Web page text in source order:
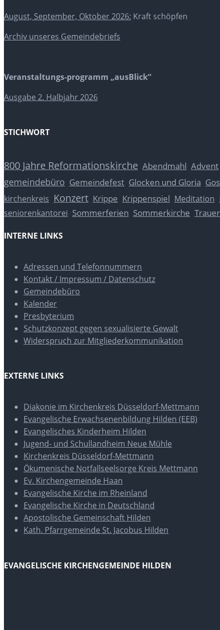
August, September, Oktober 2026: Kraft schöpfen
Archiv unseres Gemeindebriefs
Veranstaltungs-programm „ausBlick“
Ausgabe 2. Halbjahr 2026
STICHWORT
800 Jahre Reformationskirche Abendmahl Advent
gemeindebüro Gemeindefest Glocken und Gloria
kirchenkreis Konzert Krippe Krippenspiel Meditation
seniorenkantorei Sommerferien Sommerkirche Trauer
INTERNE LINKS
Adressen und Telefonnummern
Kontakt / Impressum / Datenschutz
Gemeindebüro
Kalender
Presbyterium
Schutzkonzept gegen sexualisierte Gewalt
Widerspruch zur Mitgliederkommunikation
EXTERNE LINKS
Diakonie im Kirchenkreis Düsseldorf-Mettmann
Evangelische Erwachsenenbildung Hilden (EEB)
Evangelisches Kinderheim Hilden
Jugend- und Schullandheim Neue Mühle
Kirchenkreis Düsseldorf-Mettmann
Ökumenische Notfallseelsorge Kreis Mettmann
Ev. Kirchengemeinde Haan
Evangelische Kirche im Rheinland
Evangelische Kirche in Deutschland
Apostolische Gemeinschaft Hilden
Kath. Pfarrgemeinde St. Jacobus Hilden
EVANGELISCHE KIRCHENGEMEINDE HILDEN